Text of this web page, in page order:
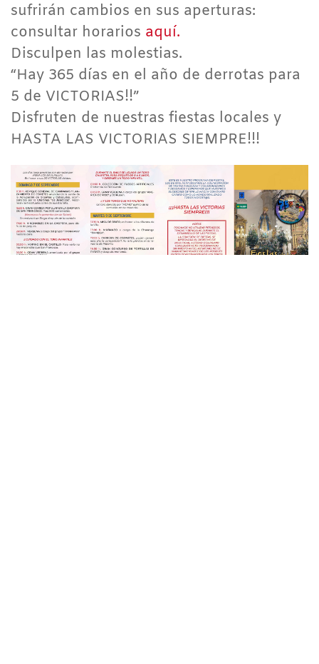
sufrirán cambios en sus aperturas:
consultar horarios aquí.
Disculpen las molestias.
“Hay 365 días en el año de derrotas para
5 de VICTORIAS!!”
Disfruten de nuestras fiestas locales y
HASTA LAS VICTORIAS SIEMPRE!!!